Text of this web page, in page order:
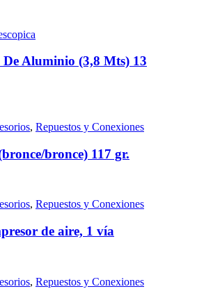
De Aluminio (3,8 Mts) 13
, Repuestos y Conexiones
bronce) 117 gr.
, Repuestos y Conexiones
de aire, 1 vía
, Repuestos y Conexiones